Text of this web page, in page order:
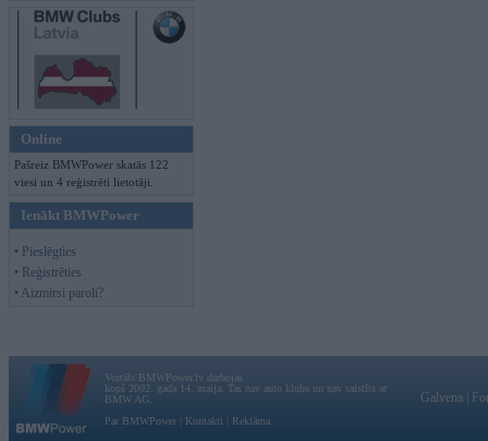
Online
Pašreiz BMWPower skatās 122
viesi un 4 reģistrēti lietotāji.
Ienākt BMWPower
• Pieslēgties
• Reģistrēties
• Aizmirsi paroli?
Vortāls BMWPower.lv darbojas
kopš 2002. gada 14. maija. Tas nav auto klubs un nav saistīts ar
BMW AG.
Par BMWPower
Kontakti Reklāma
Galvena